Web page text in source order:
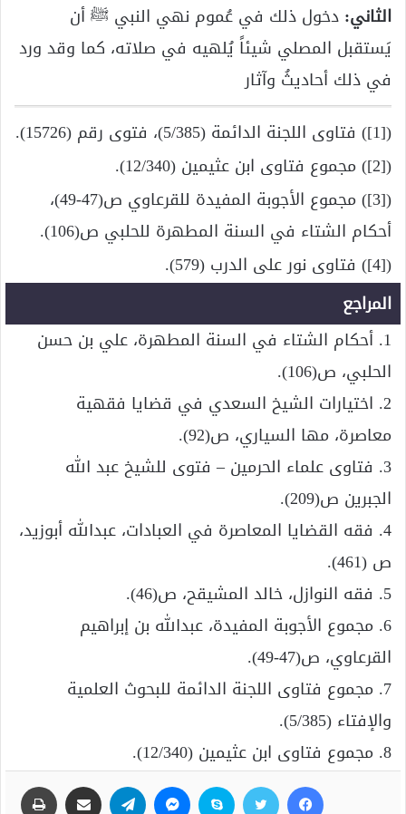
الثاني: دخول ذلك في عُموم نهي النبي ﷺ أن
يَستقبل المصلي شيئاً يُلهيه في صلاته، كما وقد ورد
في ذلك أحاديثُ وآثار
([1]) فتاوى اللجنة الدائمة (5/385)، فتوى رقم (15726).
([2]) مجموع فتاوى ابن عثيمين (12/340).
([3]) مجموع الأجوبة المفيدة للقرعاوي ص(47-49)،
أحكام الشتاء في السنة المطهرة للحلبي ص(106).
([4]) فتاوى نور على الدرب (579).
المراجع
1. أحكام الشتاء في السنة المطهرة، علي بن حسن
الحلبي، ص(106).
2. اختيارات الشيخ السعدي في قضايا فقهية
معاصرة، مها السياري، ص(92).
3. فتاوى علماء الحرمين – فتوى للشيخ عبد الله
الجبرين ص(209).
4. فقه القضايا المعاصرة في العبادات، عبدالله أبوزيد،
ص (461).
5. فقه النوازل، خالد المشيقح، ص(46).
6. مجموع الأجوبة المفيدة، عبدالله بن إبراهيم
القرعاوي، ص(47-49).
7. مجموع فتاوى اللجنة الدائمة للبحوث العلمية
والإفتاء (5/385).
8. مجموع فتاوى ابن عثيمين (12/340).